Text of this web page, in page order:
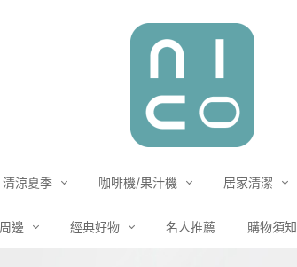
清涼夏季 咖啡機/果汁機 居家清潔
邊 經典好物 名人推薦 購物須知